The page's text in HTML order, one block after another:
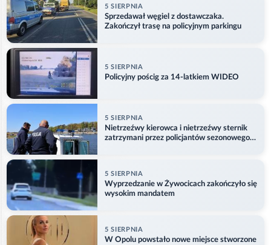
5 SIERPNIA
Sprzedawał węgiel z dostawczaka.
Zakończył trasę na policyjnym parkingu
5 SIERPNIA
Policyjny pościg za 14-latkiem WIDEO
5 SIERPNIA
Nietrzeźwy kierowca i nietrzeźwy sternik
zatrzymani przez policjantów sezonowego
5 SIERPNIA
Wyprzedzanie w Żywocicach zakończyło się
wysokim mandatem
5 SIERPNIA
W Opolu powstało nowe miejsce stworzone